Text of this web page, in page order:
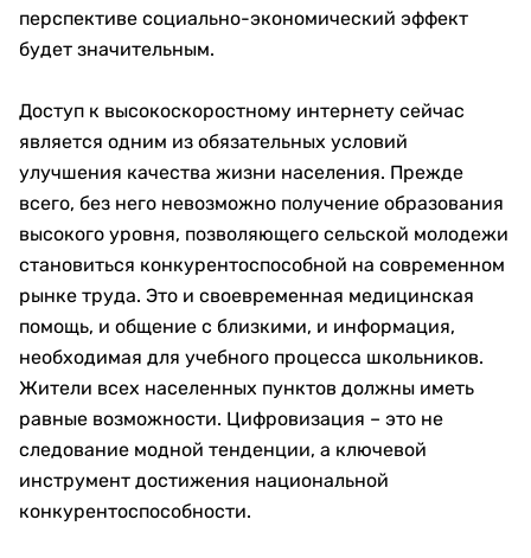
перспективе социально-экономический эффект
будет значительным.
Доступ к высокоскоростному интернету сейчас
является одним из обязательных условий
улучшения качества жизни населения. Прежде
всего, без него невозможно получение образования
высокого уровня, позволяющего сельской молодежи
становиться конкурентоспособной на современном
рынке труда. Это и своевременная медицинская
помощь, и общение с близкими, и информация,
необходимая для учебного процесса школьников.
Жители всех населенных пунктов должны иметь
равные возможности. Цифровизация – это не
следование модной тенденции, а ключевой
инструмент достижения национальной
конкурентоспособности.